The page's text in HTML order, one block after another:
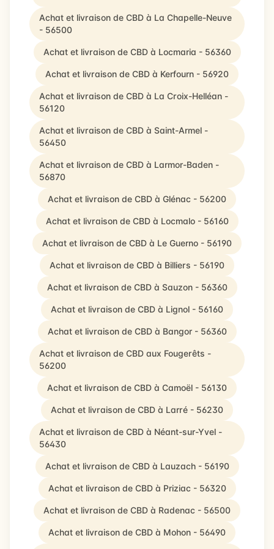
Achat et livraison de CBD à La Chapelle-Neuve
- 56500
Achat et livraison de CBD à Locmaria - 56360
Achat et livraison de CBD à Kerfourn - 56920
Achat et livraison de CBD à La Croix-Helléan -
56120
Achat et livraison de CBD à Saint-Armel -
56450
Achat et livraison de CBD à Larmor-Baden -
56870
Achat et livraison de CBD à Glénac - 56200
Achat et livraison de CBD à Locmalo - 56160
Achat et livraison de CBD à Le Guerno - 56190
Achat et livraison de CBD à Billiers - 56190
Achat et livraison de CBD à Sauzon - 56360
Achat et livraison de CBD à Lignol - 56160
Achat et livraison de CBD à Bangor - 56360
Achat et livraison de CBD aux Fougerêts -
56200
Achat et livraison de CBD à Camoël - 56130
Achat et livraison de CBD à Larré - 56230
Achat et livraison de CBD à Néant-sur-Yvel -
56430
Achat et livraison de CBD à Lauzach - 56190
Achat et livraison de CBD à Priziac - 56320
Achat et livraison de CBD à Radenac - 56500
Achat et livraison de CBD à Mohon - 56490